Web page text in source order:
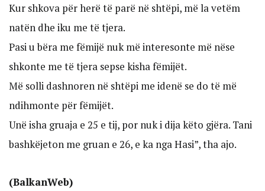
Kur shkova për herë të parë në shtëpi, më la vetëm
natën dhe iku me të tjera.
Pasi u bëra me fëmijë nuk më interesonte më nëse
shkonte me të tjera sepse kisha fëmijët.
Më solli dashnoren në shtëpi me idenë se do të më
ndihmonte për fëmijët.
Unë isha gruaja e 25 e tij, por nuk i dija këto gjëra. Tani
bashkëjeton me gruan e 26, e ka nga Hasi”, tha ajo.
(BalkanWeb)